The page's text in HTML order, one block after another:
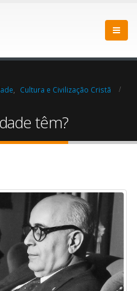
Cultura e Civilização Cristã
têm?